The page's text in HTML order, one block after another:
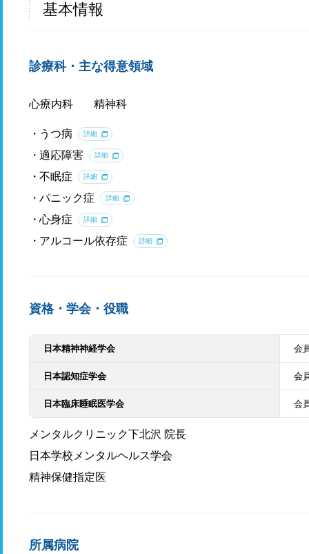
基本情報
診療科・主な得意領域
心療内科 精神科
うつ病 詳細
適応障害 詳細
不眠症 詳細
パニック症 詳細
心身症 詳細
アルコール依存症 詳細
資格・学会・役職
日本精神神経学会 会
日本認知症学会 会
日本臨床睡眠医学会 会
メンタルクリニック下北沢 院長
日本学校メンタルヘルス学会
精神保健指定医
所属病院